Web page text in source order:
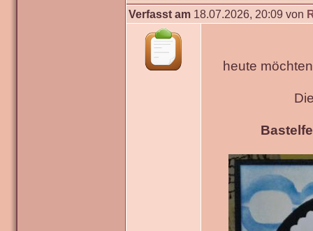
Verfasst am 18.07.2026, 20:09 von
heute